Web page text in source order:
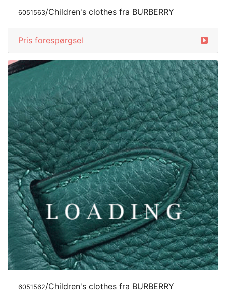
6051563/Children's clothes fra BURBERRY
Pris forespørgsel
6051562/Children's clothes fra BURBERRY